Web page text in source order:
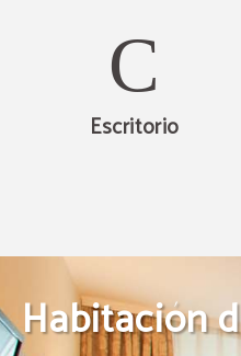
Escritorio
Habitación